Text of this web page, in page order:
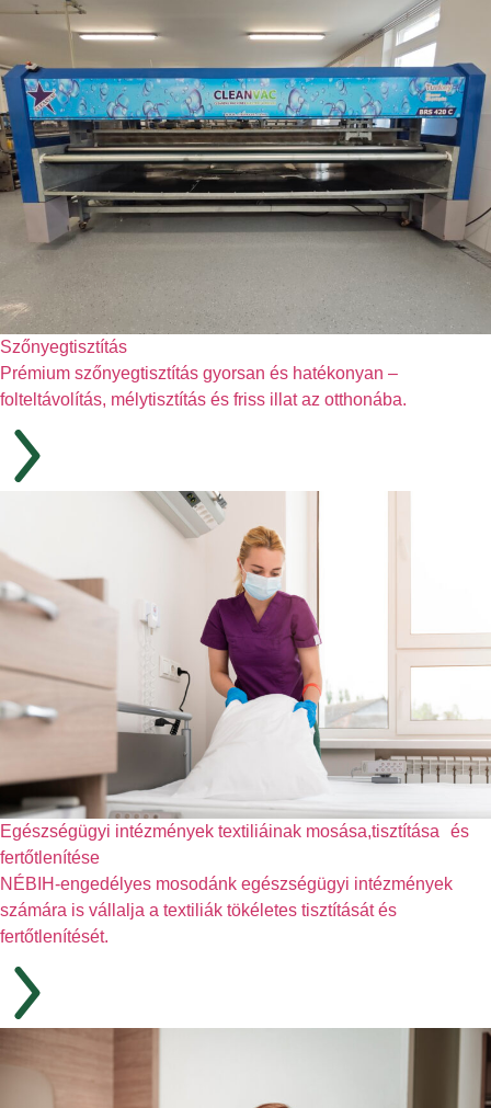
Szőnyegtisztítás
Prémium szőnyegtisztítás gyorsan és hatékonyan –
folteltávolítás, mélytisztítás és friss illat az otthonába.
Egészségügyi intézmények textiliáinak mosása,tisztítása és
fertőtlenítése
NÉBIH-engedélyes mosodánk egészségügyi intézmények
számára is vállalja a textiliák tökéletes tisztítását és
fertőtlenítését.